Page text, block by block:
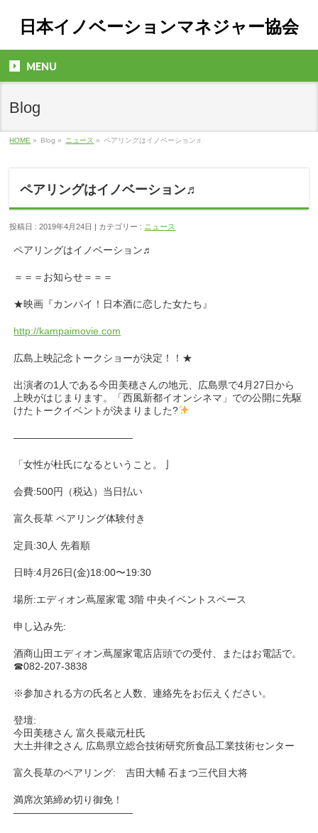
日本イノベーションマネジャー協会
MENU
Blog
HOME » Blog » ニュース » ペアリングはイノベーション♬
ペアリングはイノベーション♬
投稿日 : 2019年4月24日 | カテゴリー : ニュース
ペアリングはイノベーション♬
＝＝＝お知らせ＝＝＝
★映画『カンパイ！日本酒に恋した女たち』
http://kampaimovie.com
広島上映記念トークショーが決定！！★
出演者の1人である今田美穂さんの地元、広島県で4月27日から
上映がはじまります。「西風新都イオンシネマ」での公開に先駆
けたトークイベントが決まりました?
————————————
「女性が杜氏になるということ。亅
会費:500円（税込）当日払い
富久長草 ペアリング体験付き
定員:30人 先着順
日時:4月26日(金)18:00〜19:30
場所:エディオン蔦屋家電 3階 中央イベントスペース
申し込み先:
酒商山田エディオン蔦屋家電店店頭での受付、またはお電話で。
☎︎082-207-3838
※参加される方の氏名と人数、連絡先をお伝えください。
登壇:
今田美穂さん 富久長蔵元杜氏
大土井律之さん 広島県立総合技術研究所食品工業技術センター
富久長草のペアリング: 吉田大輔 石まつ三代目大将
満席次第締め切り御免！
————————————